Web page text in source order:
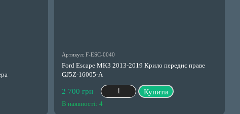
Артикул: F-ESC-0040
Ford Escape MK3 2013-2019 Крило переднє праве
GJ5Z-16005-A
2 700 грн Купити
В наявності: 4